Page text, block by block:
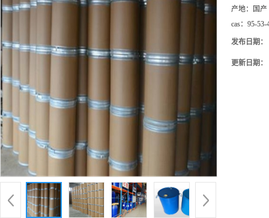
产地：
国产
cas： 95-53-
发布日期：
更新日期：